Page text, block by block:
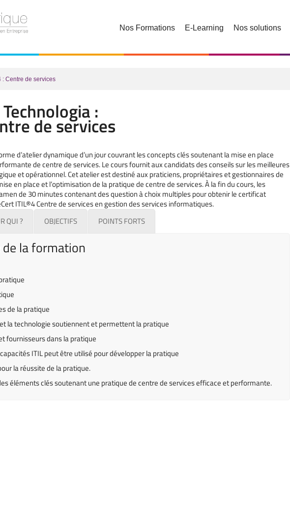
Nos Formations
E-Learning Nos solutions
: Centre de services
:
de services
d’atelier dynamique d’un jour couvrant les concepts clés soutenant la mise en place
de centre de services. Le cours fournit aux candidats des conseils sur les meilleures
et opérationnel. Cet atelier est destiné aux praticiens, propriétaires et gestionnaires de
en place et l’optimisation de la pratique de centre de services. À la fin du cours, les
de 30 minutes contenant des question à choix multiples pour obtenir le certificat
ITIL®4 Centre de services en gestion des services informatiques.
QUI ? OBJECTIFS POINTS FORTS
la formation
de la pratique
la technologie soutiennent et permettent la pratique
fournisseurs dans la pratique
ITIL peut être utilisé pour développer la pratique
la réussite de la pratique.
éléments clés soutenant une pratique de centre de services efficace et performante.